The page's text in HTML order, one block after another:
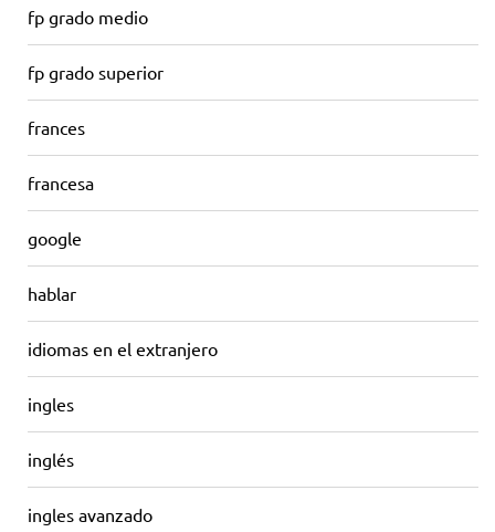
fp grado medio
fp grado superior
frances
francesa
google
hablar
idiomas en el extranjero
ingles
inglés
ingles avanzado